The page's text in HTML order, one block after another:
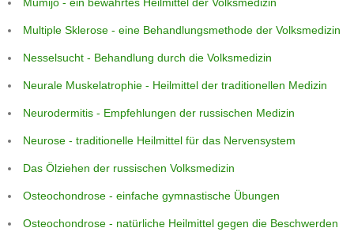
Multiple Sklerose - eine Behandlungsmethode der Volksmedizin
Nesselsucht - Behandlung durch die Volksmedizin
Neurale Muskelatrophie - Heilmittel der traditionellen Medizin
Neurodermitis - Empfehlungen der russischen Medizin
Neurose - traditionelle Heilmittel für das Nervensystem
Das Ölziehen der russischen Volksmedizin
Osteochondrose - einfache gymnastische Übungen
Osteochondrose - natürliche Heilmittel gegen die Beschwerden